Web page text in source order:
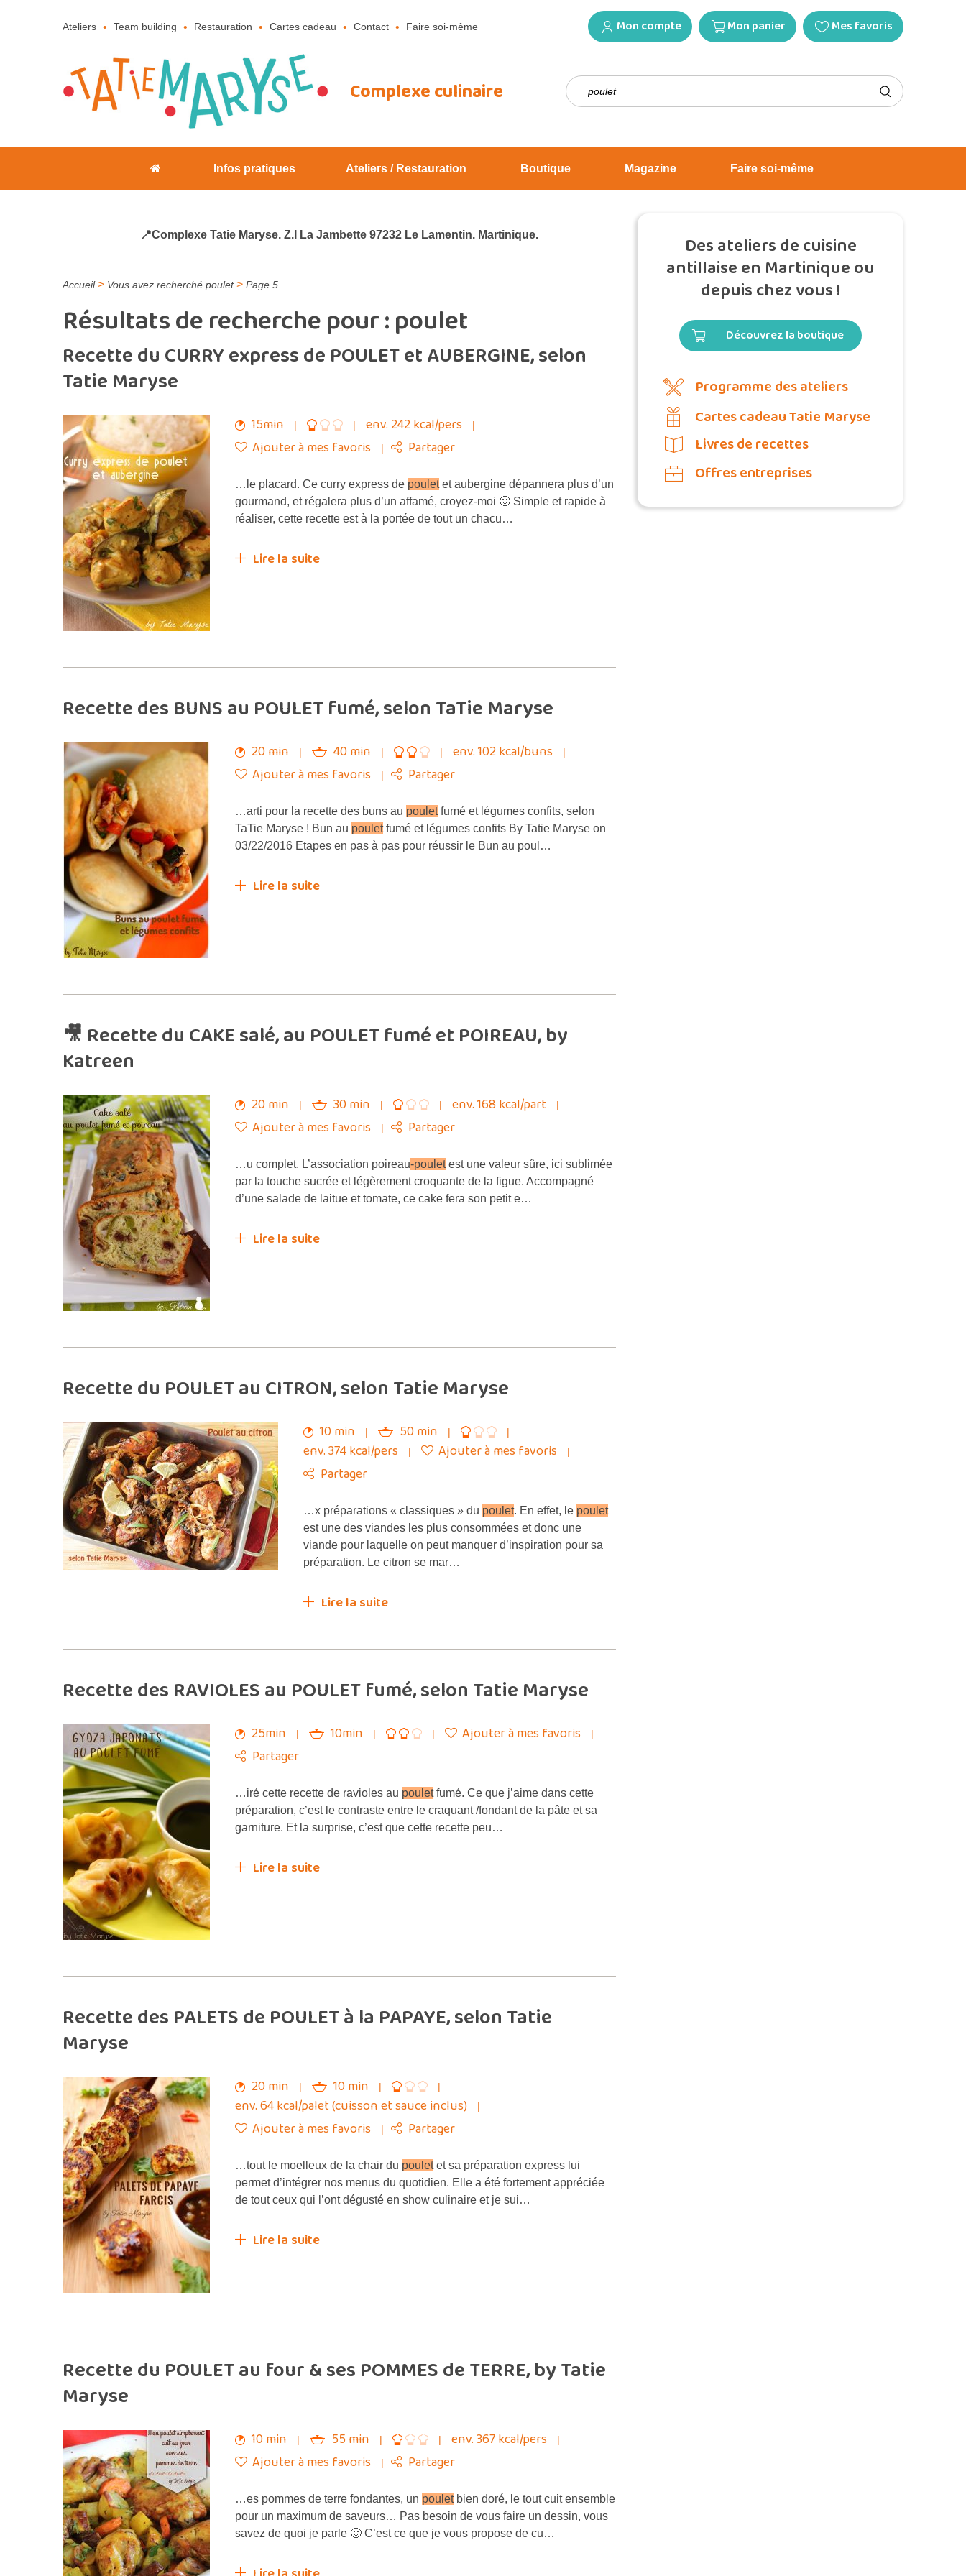
Ateliers Team building Restauration Cartes cadeau Contact Faire soi-même Mon compte Mon panier Mes favoris
Complexe culinaire Rechercher :
Infos pratiques Ateliers / Restauration Boutique Magazine Faire soi-même
📍Complexe Tatie Maryse. Z.I La Jambette 97232 Le Lamentin. Martinique.
Accueil> Vous avez recherché poulet> Page 5
Résultats de recherche pour :poulet
Recette du CURRY express de POULET et AUBERGINE, selon
Tatie Maryse
15min
env. 242 kcal/pers
Ajouter à mes favoris
Partager
…le placard. Ce curry express de pouletet aubergine dépannera plus d’un
gourmand, et régalera plus d’un affamé, croyez-moi 🙂 Simple et rapide à
réaliser, cette recette est à la portée de tout un chacu…
Lire la suite
Recette des BUNS au POULET fumé, selon TaTie Maryse
20 min 40 min
env. 102 kcal/buns
Ajouter à mes favoris
Partager
…arti pour la recette des buns au pouletfumé et légumes confits, selon
TaTie Maryse ! Bun au pouletfumé et légumes confits By Tatie Maryse on
03/22/2016 Etapes en pas à pas pour réussir le Bun au poul…
Lire la suite
🎥 Recette du CAKE salé, au POULET fumé et POIREAU, by
Katreen
20 min 30 min
env. 168 kcal/part
Ajouter à mes favoris
Partager
…u complet. L’association poireau-pouletest une valeur sûre, ici sublimée
par la touche sucrée et légèrement croquante de la figue. Accompagné
d’une salade de laitue et tomate, ce cake fera son petit e…
Lire la suite
Recette du POULET au CITRON, selon Tatie Maryse
10 min
50 min
env. 374 kcal/pers
Ajouter à mes favoris
Partager
…x préparations « classiques » du poulet. En effet, le poulet
est une des viandes les plus consommées et donc une
viande pour laquelle on peut manquer d’inspiration pour sa
préparation. Le citron se mar…
Lire la suite
Recette des RAVIOLES au POULET fumé, selon Tatie Maryse
25min 10min
Ajouter à mes favoris
Partager
…iré cette recette de ravioles au pouletfumé. Ce que j’aime dans cette
préparation, c’est le contraste entre le craquant /fondant de la pâte et sa
garniture. Et la surprise, c’est que cette recette peu…
Lire la suite
Recette des PALETS de POULET à la PAPAYE, selon Tatie
Maryse
20 min
10 min
env. 64 kcal/palet (cuisson et sauce inclus)
Ajouter à mes favoris
Partager
…tout le moelleux de la chair du pouletet sa préparation express lui
permet d’intégrer nos menus du quotidien. Elle a été fortement appréciée
de tout ceux qui l’ont dégusté en show culinaire et je sui…
Lire la suite
Recette du POULET au four & ses POMMES de TERRE, by Tatie
Maryse
10 min 55 min
env. 367 kcal/pers
Ajouter à mes favoris
Partager
…es pommes de terre fondantes, un pouletbien doré, le tout cuit ensemble
pour un maximum de saveurs… Pas besoin de vous faire un dessin, vous
savez de quoi je parle 🙂 C’est ce que je vous propose de cu…
Des ateliers de cuisine
antillaise en Martinique ou
depuis chez vous !
Découvrez la boutique
Programme des ateliers
Cartes cadeau Tatie Maryse
Livres de recettes
Offres entreprises